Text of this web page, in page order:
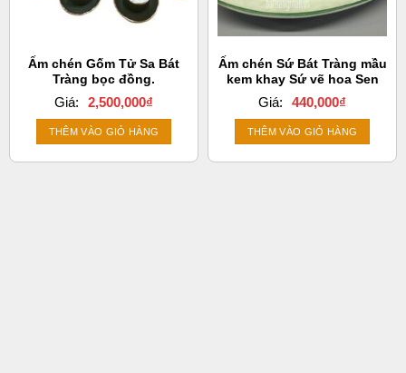
Ấm chén Gốm Tử Sa Bát
Tràng bọc đồng.
Giá: 2,500,000₫
THÊM VÀO GIỎ HÀNG
Ấm chén Sứ Bát Tràng mầu
kem khay Sứ vẽ hoa Sen
Giá: 440,000₫
THÊM VÀO GIỎ HÀNG